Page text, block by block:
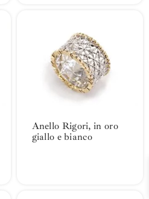
Anello Rigori, in oro
giallo e bianco